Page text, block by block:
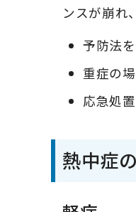
ンスが崩れ
予防法
重症の
応急処
熱中症